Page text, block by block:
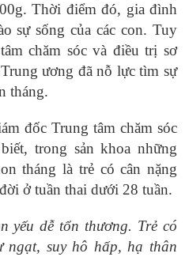
Thời điểm đó, gia đình
sự sống của các con. Tuy
chăm sóc và điều trị sơ
ương đã nỗ lực tìm sự
tháng.
đốc Trung tâm chăm sóc
trong sản khoa những
tháng là trẻ có cân nặng
ở tuần thai dưới 28 tuần.
yếu dễ tổn thương. Trẻ có
ngạt, suy hô hấp, hạ thân